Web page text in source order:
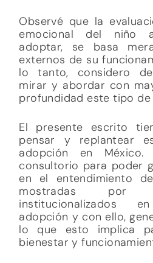
Observé que la
emocional del niño
adoptar, se basa
externos de su
lo tanto, considero
mirar y abordar con
profundidad este tipo de
El presente escrito
pensar y replantear
adopción en
consultorio para poder
en el entendimiento
mostradas por
institucionalizados
adopción y con ello,
lo que esto implica
bienestar y